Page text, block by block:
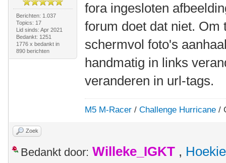
Berichten: 1.037
Topics: 17
Lid sinds: Apr 2021
Bedankt: 1251
1776 x bedankt in
890 berichten
fora ingesloten
forum doet dat niet. Om
schermvol foto's
handmatig in links
veranderen in url-tags.
M5 M-Racer /Challenge Hurricane /
Zoek
Bedankt door: Willeke_IGKT , Hoekie